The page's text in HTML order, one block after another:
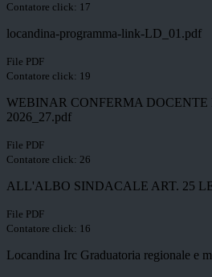
Contatore click: 17
locandina-programma-link-LD_01.pdf
File PDF
Contatore click: 19
WEBINAR CONFERMA DOCENTE
2026_27.pdf
File PDF
Contatore click: 26
ALL'ALBO SINDACALE ART. 25
File PDF
Contatore click: 16
Locandina Irc Graduatoria regionale e